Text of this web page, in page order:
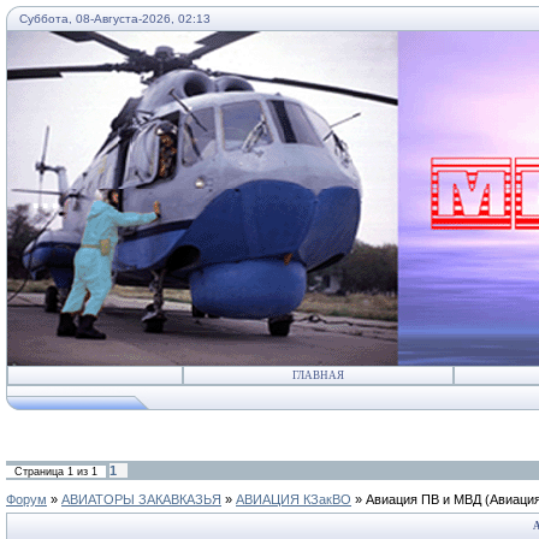
Суббота, 08-Августа-2026, 02:13
...
ГЛАВНАЯ
Страница 1 из 1
1
Форум » АВИАТОРЫ ЗАКАВКАЗЬЯ » АВИАЦИЯ КЗакВО » Авиация ПВ и МВД